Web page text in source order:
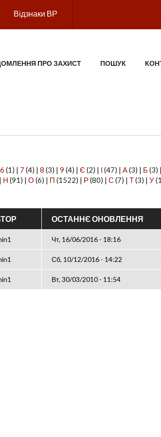
Відзнаки ВР
ПРО ЗАХИСТ ПОШУК
6 (1) | 7 (4) | 8 (3) | 9 (4) | Є (2) | І (47) | А(3) | Б (3) |
| Н (91) | О (6) | П (1522) | Р(80) | С (7) | Т(3) | У
ОСТАННЄ ОНОВЛЕННЯ
Чт, 16/06/2016 - 18:16
Сб, 10/12/2016 - 14:22
Вт, 30/03/2010 - 11:54